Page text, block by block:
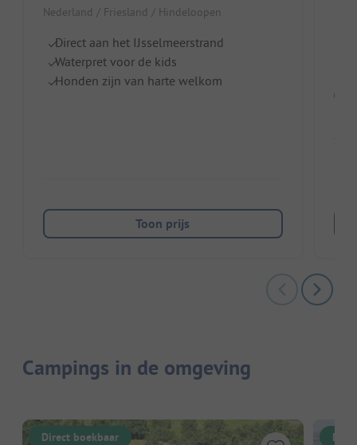
Nederland / Friesland / Hindeloopen
Direct aan het IJsselmeerstrand
Waterpret voor de kids
Honden zijn van harte welkom
Toon prijs
Campings in de omgeving
Direct boekbaar